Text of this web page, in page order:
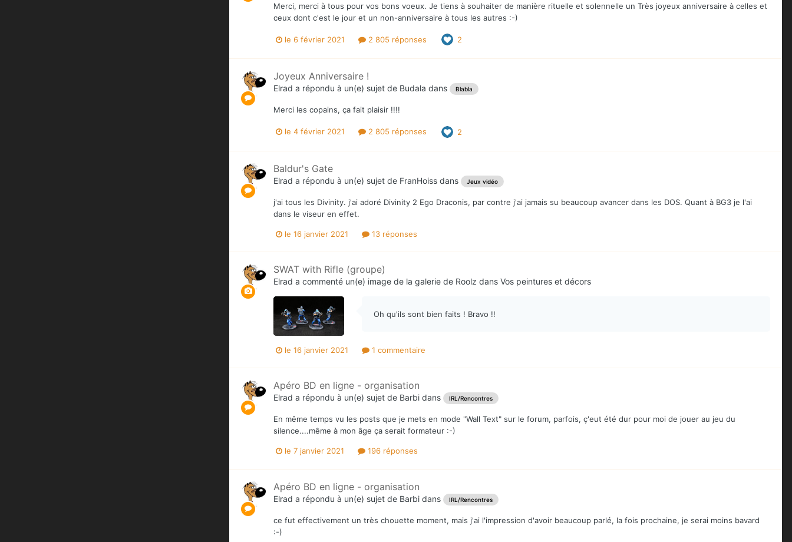
Merci, merci à tous pour vos bons voeux. Je tiens à souhaiter de manière rituelle et solennelle un Très joyeux anniversaire à celles et
ceux dont c'est le jour et un non-anniversaire à tous les autres :-)
le 6 février 2021 2 805 réponses 2
Joyeux Anniversaire !
Elrad a répondu à un(e) sujet de Budala dans Blabla
Merci les copains, ça fait plaisir !!!!
le 4 février 2021 2 805 réponses 2
Baldur's Gate
Elrad a répondu à un(e) sujet de FranHoiss dans Jeux vidéo
j'ai tous les Divinity. j'ai adoré Divinity 2 Ego Draconis, par contre j'ai jamais su beaucoup avancer dans les DOS. Quant à BG3 je l'ai
dans le viseur en effet.
le 16 janvier 2021 13 réponses
SWAT with Rifle (groupe)
Elrad a commenté un(e) image de la galerie de Roolz dans Vos peintures et décors
Oh qu'ils sont bien faits ! Bravo !!
le 16 janvier 2021 1 commentaire
Apéro BD en ligne - organisation
Elrad a répondu à un(e) sujet de Barbi dans IRL/Rencontres
En même temps vu les posts que je mets en mode "Wall Text" sur le forum, parfois, ç'eut été dur pour moi de jouer au jeu du
silence....même à mon âge ça serait formateur :-)
le 7 janvier 2021 196 réponses
Apéro BD en ligne - organisation
Elrad a répondu à un(e) sujet de Barbi dans IRL/Rencontres
ce fut effectivement un très chouette moment, mais j'ai l'impression d'avoir beaucoup parlé, la fois prochaine, je serai moins bavard
:-)